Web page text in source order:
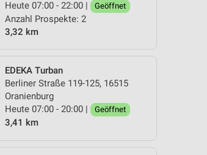
Heute 07:00 - 22:00 |
Geöffnet
Anzahl Prospekte: 2
3,32 km
EDEKA Turban
Berliner Straße 119-125, 16515
Oranienburg
Heute 07:00 - 20:00 |
Geöffnet
3,41 km